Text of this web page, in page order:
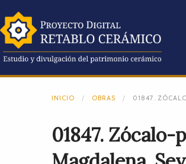
INICIO OBRAS 01847.
01847.